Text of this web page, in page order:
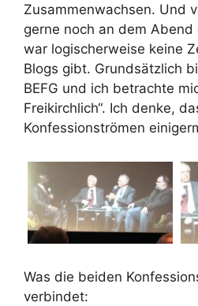
Zusammenwachsen. Und
gerne noch an dem
war logischerweise keine
Blogs gibt. Grundsätzlich
BEFG und ich betrachte
Freikirchlich“. Ich denke,
Konfessionströmen
Was die beiden
verbindet: